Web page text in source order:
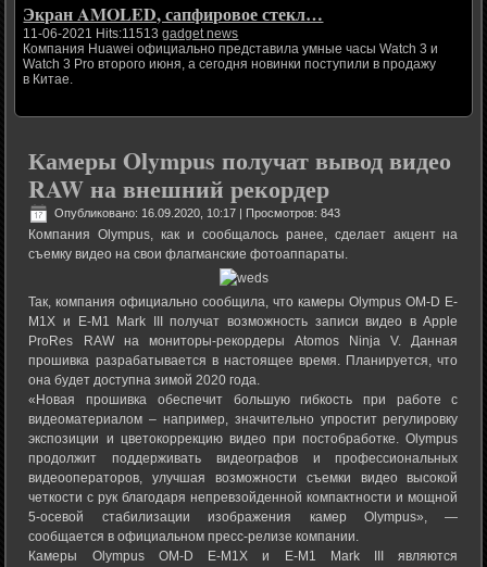
Экран AMOLED, сапфировое стекл…
11-06-2021 Hits:11513gadget news
Компания Huawei официально представила умные часы Watch 3 и
Watch 3 Pro второго июня, а сегодня новинки поступили в продажу
в Китае.
Камеры Olympus получат вывод видео
RAW на внешний рекордер
Опубликовано: 16.09.2020, 10:17 | Просмотров: 843
Компания Olympus, как и сообщалось ранее, сделает акцент на
съемку видео на свои флагманские фотоаппараты.
Так, компания официально сообщила, что камеры Olympus OM-D E-
M1X и E-M1 Mark III получат возможность записи видео в Apple
ProRes RAW на мониторы-рекордеры Atomos Ninja V. Данная
прошивка разрабатывается в настоящее время. Планируется, что
она будет доступна зимой 2020 года.
«Новая прошивка обеспечит большую гибкость при работе с
видеоматериалом – например, значительно упростит регулировку
экспозиции и цветокоррекцию видео при постобработке. Olympus
продолжит поддерживать видеографов и профессиональных
видеооператоров, улучшая возможности съемки видео высокой
четкости с рук благодаря непревзойденной компактности и мощной
5-осевой стабилизации изображения камер Olympus», —
сообщается в официальном пресс-релизе компании.
Камеры Olympus OM-D E-M1X и E-M1 Mark III являются